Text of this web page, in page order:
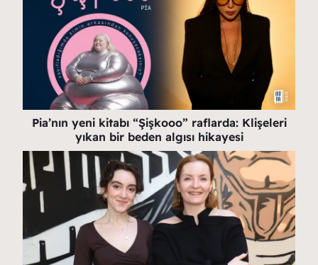
Pia’nın yeni kitabı “Şişkooo” raflarda: Klişeleri
yıkan bir beden algısı hikayesi